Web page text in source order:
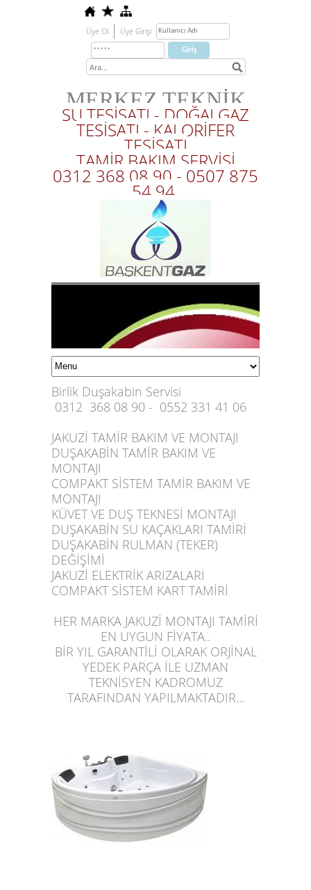
Üye Ol Üye Girişi
MERKEZ TEKNİK
SU TESİSATI - DOĞALGAZ
TESİSATI - KALORİFER
TESİSATI
TAMİR BAKIM SERVİSİ
0312 368 08 90 - 0507 875
54 94
Birlik Duşakabin Servisi
0312 368 08 90 - 0552 331 41 06
JAKUZİ TAMİR BAKIM VE MONTAJI
DUŞAKABİN TAMİR BAKIM VE
MONTAJI
COMPAKT SİSTEM TAMİR BAKIM VE
MONTAJI
KÜVET VE DUŞ TEKNESİ MONTAJI
DUŞAKABİN SU KAÇAKLARI TAMİRİ
DUŞAKABİN RULMAN (TEKER)
DEĞİŞİMİ
JAKUZİ ELEKTRİK ARIZALARI
COMPAKT SİSTEM KART TAMİRİ
HER MARKA JAKUZİ MONTAJI TAMİRİ
EN UYGUN FİYATA..
BİR YIL GARANTİLİ OLARAK ORJİNAL
YEDEK PARÇA İLE UZMAN
TEKNİSYEN KADROMUZ
TARAFINDAN YAPILMAKTADIR...